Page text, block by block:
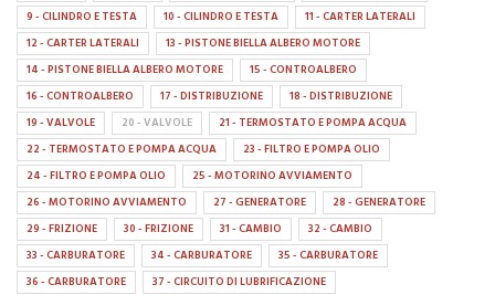
9 - CILINDRO E TESTA
10 - CILINDRO E TESTA
11 - CARTER LATERALI
12 - CARTER LATERALI
13 - PISTONE BIELLA ALBERO MOTORE
14 - PISTONE BIELLA ALBERO MOTORE
15 - CONTROALBERO
16 - CONTROALBERO
17 - DISTRIBUZIONE
18 - DISTRIBUZIONE
19 - VALVOLE
20 - VALVOLE
21 - TERMOSTATO E POMPA ACQUA
22 - TERMOSTATO E POMPA ACQUA
23 - FILTRO E POMPA OLIO
24 - FILTRO E POMPA OLIO
25 - MOTORINO AVVIAMENTO
26 - MOTORINO AVVIAMENTO
27 - GENERATORE
28 - GENERATORE
29 - FRIZIONE
30 - FRIZIONE 31 - CAMBIO
32 - CAMBIO
33 - CARBURATORE
34 - CARBURATORE
35 - CARBURATORE
36 - CARBURATORE
37 - CIRCUITO DI LUBRIFICAZIONE